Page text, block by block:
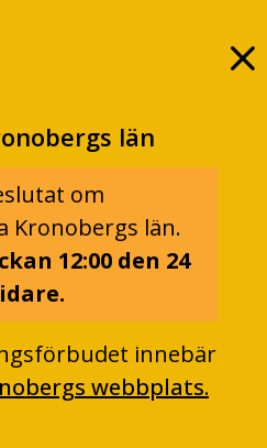
län
om
Kronobergs län.
12:00 den 24
innebär
webbplats.